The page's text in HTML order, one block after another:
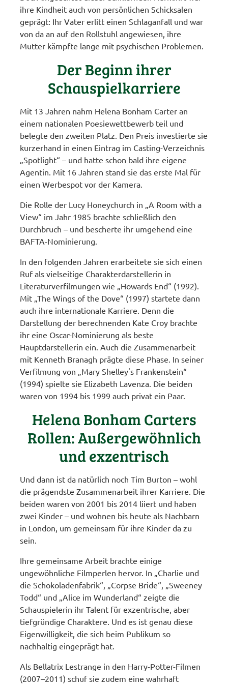
ihre Kindheit auch von persönlichen Schicksalen
geprägt: Ihr Vater erlitt einen Schlaganfall und war
von da an auf den Rollstuhl angewiesen, ihre
Mutter kämpfte lange mit psychischen Problemen.
Der Beginn ihrer
Schauspielkarriere
Mit 13 Jahren nahm Helena Bonham Carter an
einem nationalen Poesiewettbewerb teil und
belegte den zweiten Platz. Den Preis investierte sie
kurzerhand in einen Eintrag im Casting-Verzeichnis
„Spotlight“ – und hatte schon bald ihre eigene
Agentin. Mit 16 Jahren stand sie das erste Mal für
einen Werbespot vor der Kamera.
Die Rolle der Lucy Honeychurch in „A Room with a
View“ im Jahr 1985 brachte schließlich den
Durchbruch – und bescherte ihr umgehend eine
BAFTA-Nominierung.
In den folgenden Jahren erarbeitete sie sich einen
Ruf als vielseitige Charakterdarstellerin in
Literaturverfilmungen wie „Howards End“ (1992).
Mit „The Wings of the Dove“ (1997) startete dann
auch ihre internationale Karriere. Denn die
Darstellung der berechnenden Kate Croy brachte
ihr eine Oscar-Nominierung als beste
Hauptdarstellerin ein. Auch die Zusammenarbeit
mit Kenneth Branagh prägte diese Phase. In seiner
Verfilmung von „Mary Shelley's Frankenstein“
(1994) spielte sie Elizabeth Lavenza. Die beiden
waren von 1994 bis 1999 auch privat ein Paar.
Helena Bonham Carters
Rollen: Außergewöhnlich
und exzentrisch
Und dann ist da natürlich noch Tim Burton – wohl
die prägendste Zusammenarbeit ihrer Karriere. Die
beiden waren von 2001 bis 2014 liiert und haben
zwei Kinder – und wohnen bis heute als Nachbarn
in London, um gemeinsam für ihre Kinder da zu
sein.
Ihre gemeinsame Arbeit brachte einige
ungewöhnliche Filmperlen hervor. In „Charlie und
die Schokoladenfabrik“, „Corpse Bride“, „Sweeney
Todd“ und „Alice im Wunderland“ zeigte die
Schauspielerin ihr Talent für exzentrische, aber
tiefgründige Charaktere. Und es ist genau diese
Eigenwilligkeit, die sich beim Publikum so
nachhaltig eingeprägt hat.
Als Bellatrix Lestrange in den Harry-Potter-Filmen
(2007–2011) schuf sie zudem eine wahrhaft